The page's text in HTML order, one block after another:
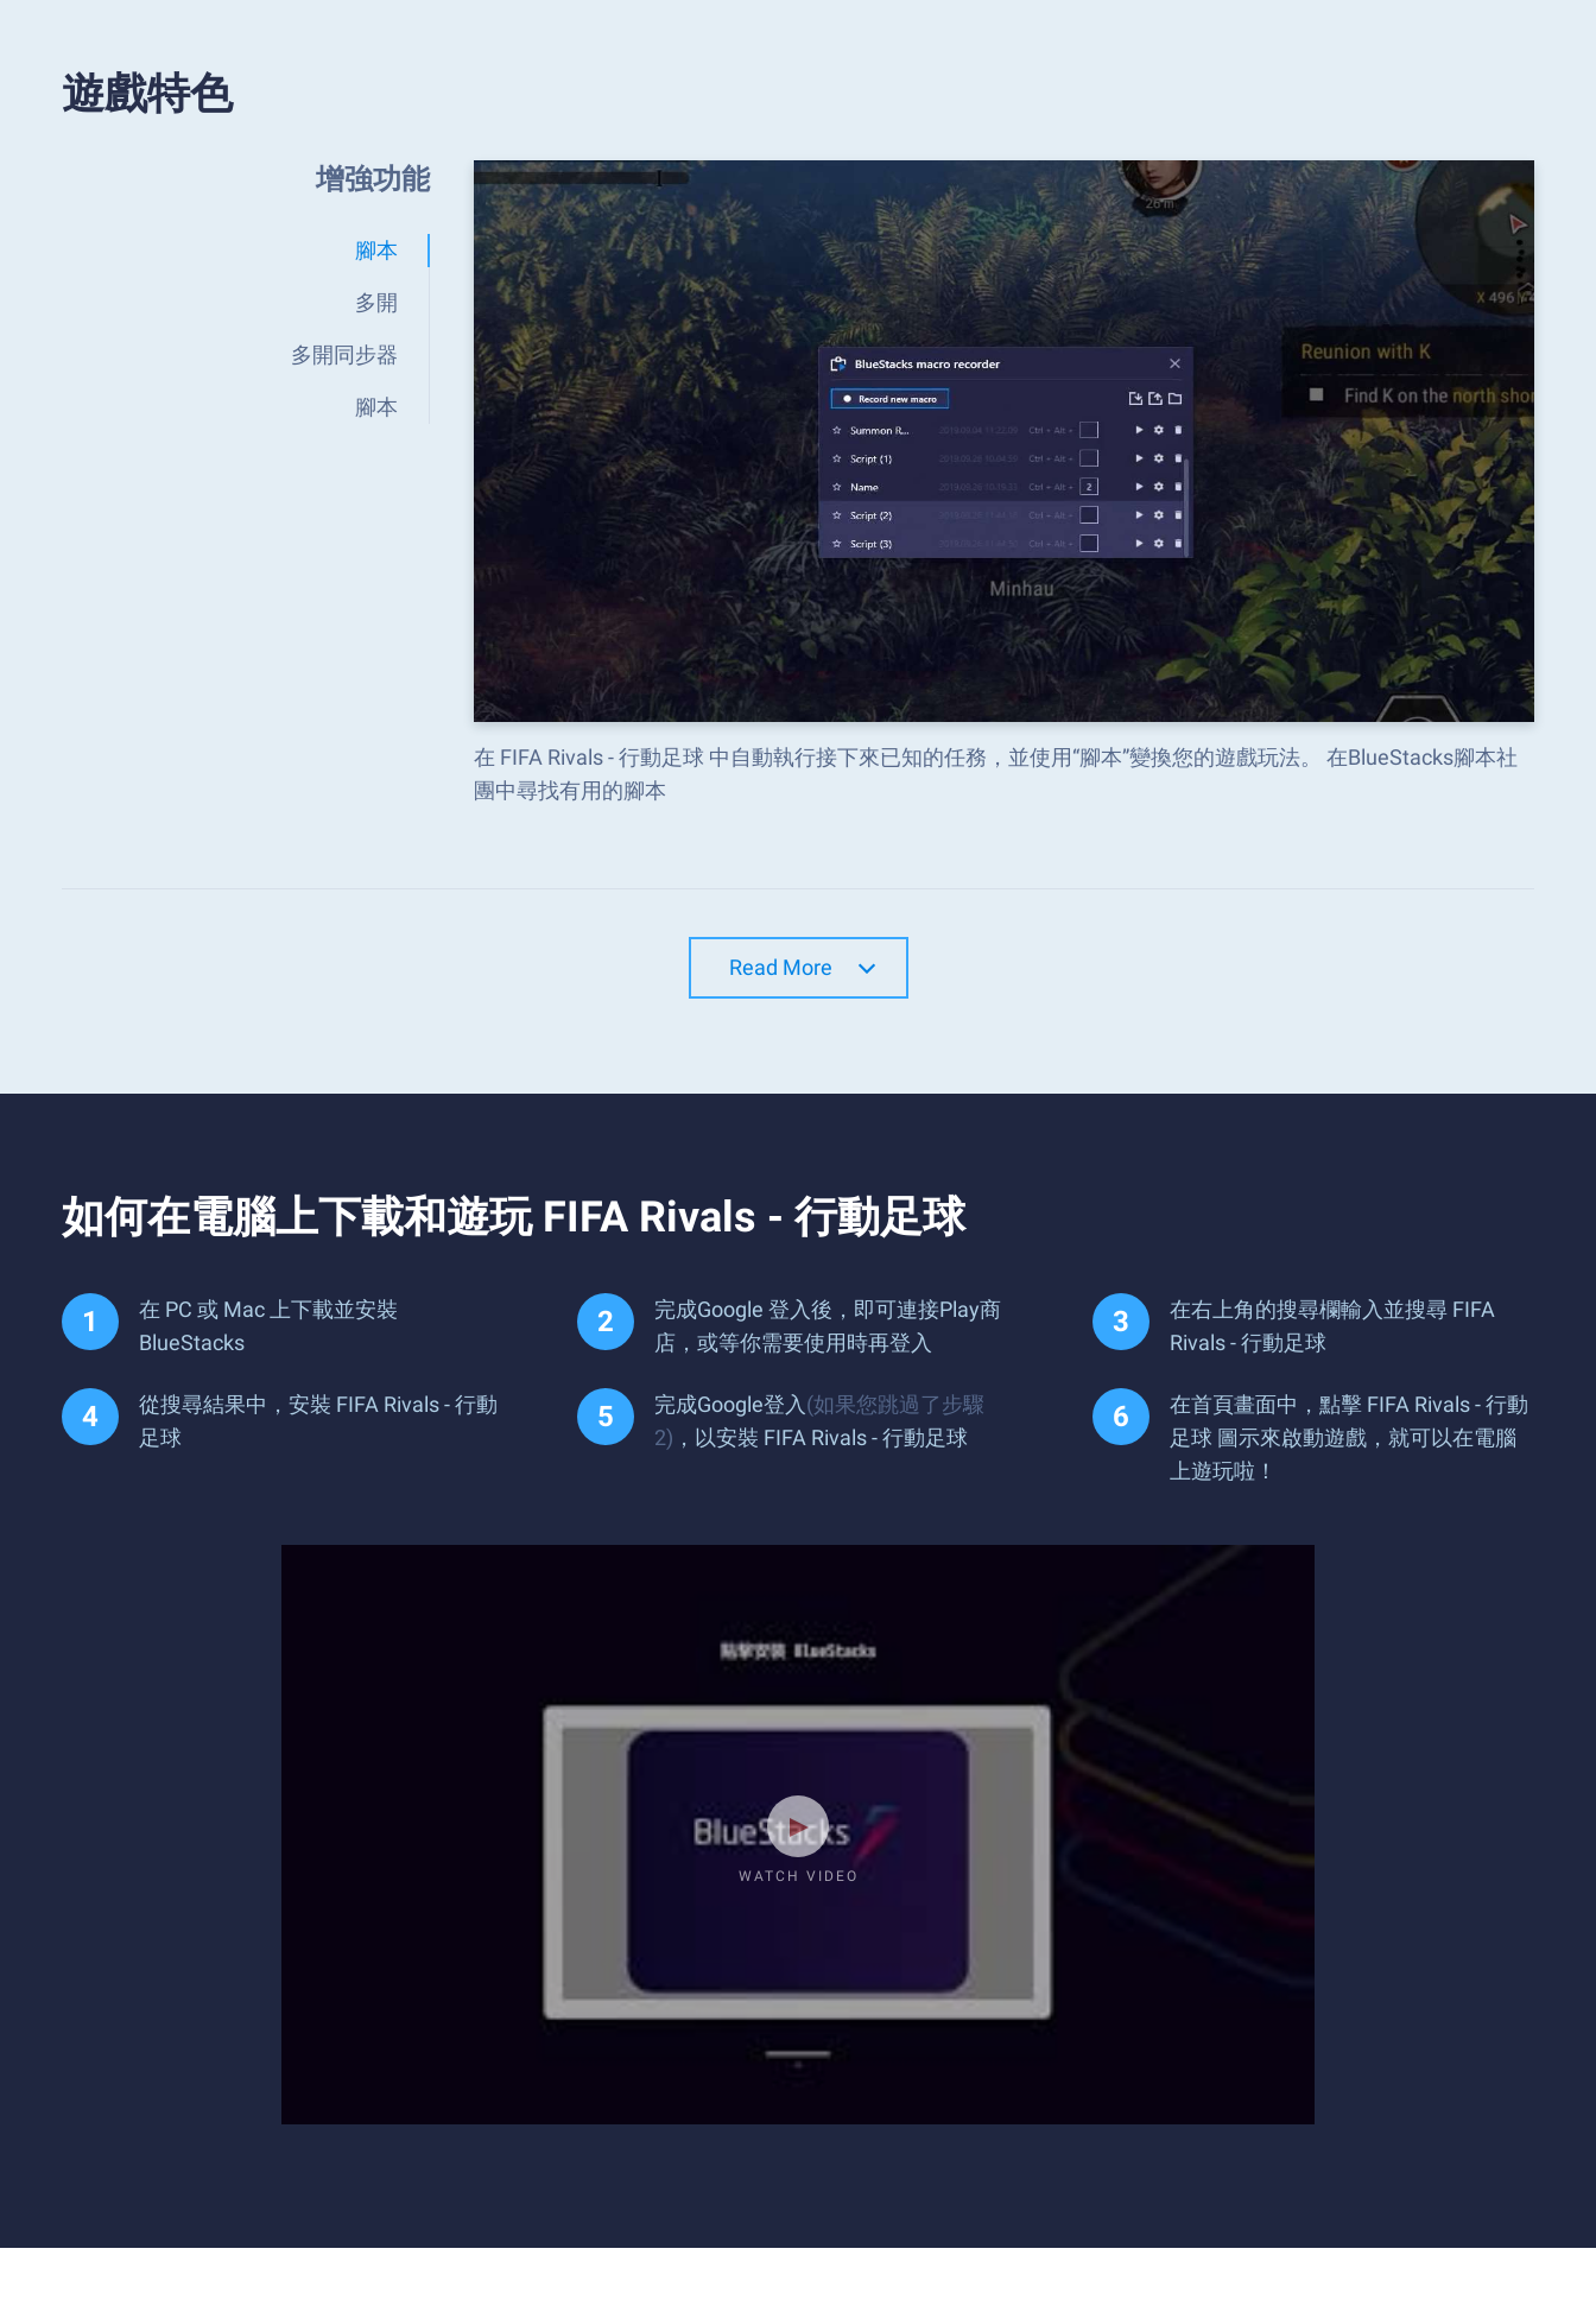
遊戲特色
增強功能
腳本
多開
多開同步器
腳本
在 FIFA Rivals - 行動足球 中自動執行接下來已知的任務，並使用“腳本”變換您的遊戲玩法。 在BlueStacks腳本社
團中尋找有用的腳本
Read More
如何在電腦上下載和遊玩 FIFA Rivals - 行動足球
在 PC 或 Mac 上下載並安裝
BlueStacks
完成Google 登入後，即可連接Play商
店，或等你需要使用時再登入
在右上角的搜尋欄輸入並搜尋 FIFA
Rivals - 行動足球
從搜尋結果中，安裝 FIFA Rivals - 行動
足球
完成Google登入 (如果您跳過了步驟
2) ，以安裝 FIFA Rivals - 行動足球
在首頁畫面中，點擊 FIFA Rivals - 行動
足球 圖示來啟動遊戲，就可以在電腦
上遊玩啦！
WATCH VIDEO